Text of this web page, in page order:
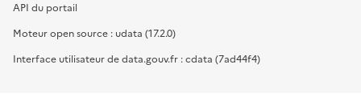
API du portail
Moteur open source : udata (17.2.0)
Interface utilisateur de data.gouv.fr : cdata (7ad44f4)